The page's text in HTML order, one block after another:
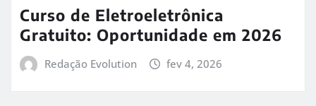
Curso de Eletroeletrônica
Gratuito: Oportunidade em 2026
Redação Evolution fev 4, 2026